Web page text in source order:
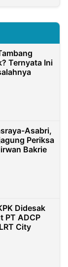
Ternyata Ini
Asabri,
Periksa
Bakrie
Didesak
PT ADCP
City